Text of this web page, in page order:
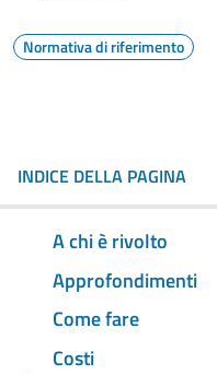
Normativa di riferimento
INDICE DELLA PAGINA
A chi è rivolto
Approfondimenti
Come fare
Costi